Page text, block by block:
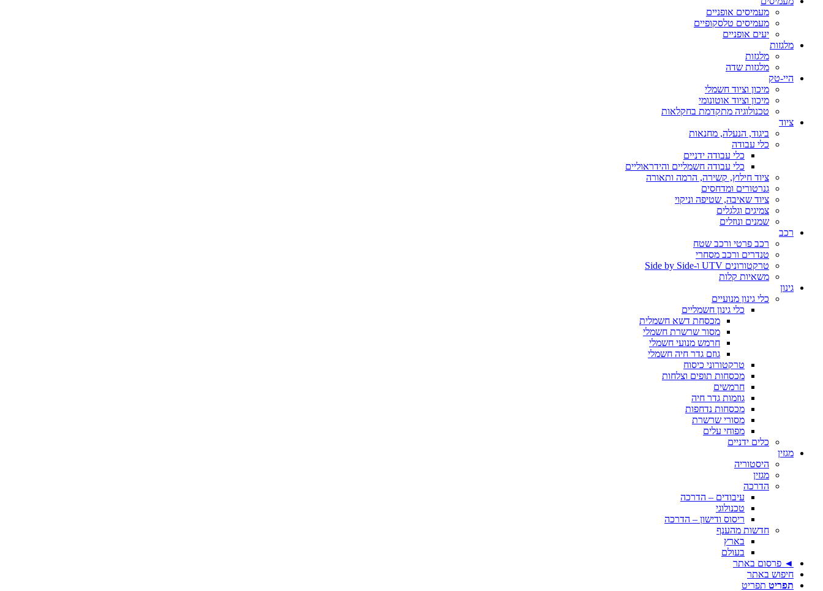
מעמיסים אופניים
מעמיסים טלסקופיים
יעים אופניים
מלגזות
מלגזות
מלגזות שדה
היי-טק
מיכון וציוד חשמלי
מיכון וציוד אוטונומי
טכנולוגיה מתקדמת בחקלאות
ציוד
ביגוד, הנעלה, מחנאות
כלי עבודה
כלי עבודה ידניים
כלי עבודה חשמליים והידראוליים
ציוד חילוץ, קשירה, הרמה ותאורה
גנרטורים ומדחסים
ציוד שאיבה, שטיפה וניקוי
צמיגים וגלגלים
שמנים ונוזלים
רכב
רכב פרטי ורכב שטח
טנדרים ורכב מסחרי
טרקטורונים UTV ו-Side by Side
משאיות קלות
גינון
כלי גינון מנועיים
כלי גינון חשמליים
מכסחת דשא חשמלית
מסור שרשרת חשמלי
חרמש מנועי חשמלי
גוזם גדר חיה חשמלי
טרקטורוני כיסוח
מכסחות תופים וצלחות
חרמשים
גוזמות גדר חיה
מכסחות נדחפות
מסורי שרשרת
מפוחי עלים
כלים ידניים
מגזין
היסטוריה
מגזין
הדרכה
עיבודים – הדרכה
טכנולוגי
ריסוס ודישון – הדרכה
חדשות מהענף
בארץ
בעולם
◄ פרסום באתר
חיפוש באתר
תפריט תפריט